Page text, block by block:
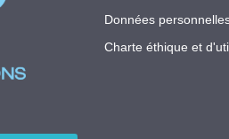
Données
Charte éthique et